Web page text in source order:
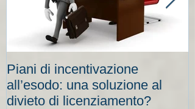
Piani di incentivazione
all’esodo: una soluzione al
divieto di licenziamento?